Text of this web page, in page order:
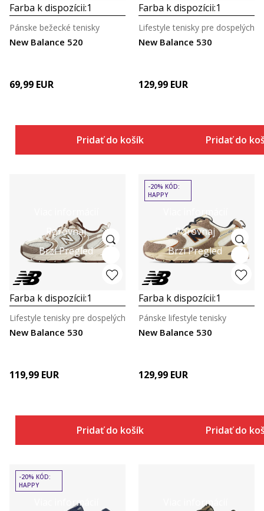
Farba k dispozícii:1
New Balance 520
Pánske bežecké tenisky
69,99 EUR
Pridať do košíka
Farba k dispozícii:1
New Balance 530
Lifestyle tenisky pre dospelých
129,99 EUR
Pridať do
Porovnaj
Brzi Pregled
Farba k dispozícii:1
New Balance 530
Lifestyle tenisky pre dospelých
119,99 EUR
Pridať do košíka
Viac informácií
Porovnaj
Brzi Pregled
-20% KÓD:
HAPPY
Farba k dispozícii:1
New Balance 530
Pánske lifestyle tenisky
129,99 EUR
Pridať do
Viac informácií
-20% KÓD:
HAPPY
Viac informácií